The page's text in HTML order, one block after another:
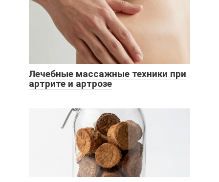
Лечебные массажные техники при
артрите и артрозе